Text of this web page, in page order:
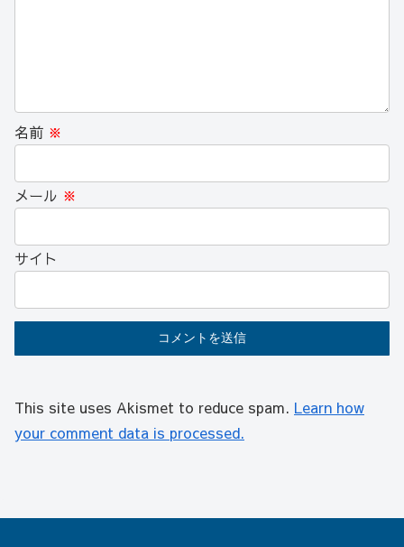
名前 ※
メール ※
サイト
This site uses Akismet to reduce spam. Learn how
your comment data is processed.